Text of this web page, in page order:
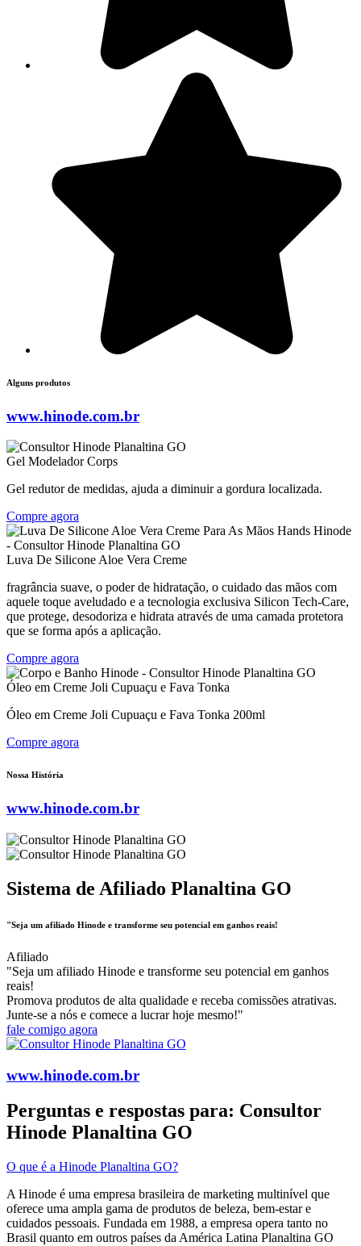
Alguns produtos
www.hinode.com.br
Gel Modelador Corps
Gel redutor de medidas, ajuda a diminuir a gordura localizada.
Compre agora
Luva De Silicone Aloe Vera Creme
fragrância suave, o poder de hidratação, o cuidado das mãos com
aquele toque aveludado e a tecnologia exclusiva Silicon Tech-Care,
que protege, desodoriza e hidrata através de uma camada protetora
que se forma após a aplicação.
Compre agora
Óleo em Creme Joli Cupuaçu e Fava Tonka
Óleo em Creme Joli Cupuaçu e Fava Tonka 200ml
Compre agora
Nossa História
www.hinode.com.br
Sistema de Afiliado Planaltina GO
"Seja um afiliado Hinode e transforme seu potencial em ganhos reais!
Afiliado
"Seja um afiliado Hinode e transforme seu potencial em ganhos
reais!
Promova produtos de alta qualidade e receba comissões atrativas.
Junte-se a nós e comece a lucrar hoje mesmo!"
fale comigo agora
www.hinode.com.br
Perguntas e respostas para: Consultor
Hinode Planaltina GO
O que é a Hinode Planaltina GO?
A Hinode é uma empresa brasileira de marketing multinível que
oferece uma ampla gama de produtos de beleza, bem-estar e
cuidados pessoais. Fundada em 1988, a empresa opera tanto no
Brasil quanto em outros países da América Latina​ Planaltina GO